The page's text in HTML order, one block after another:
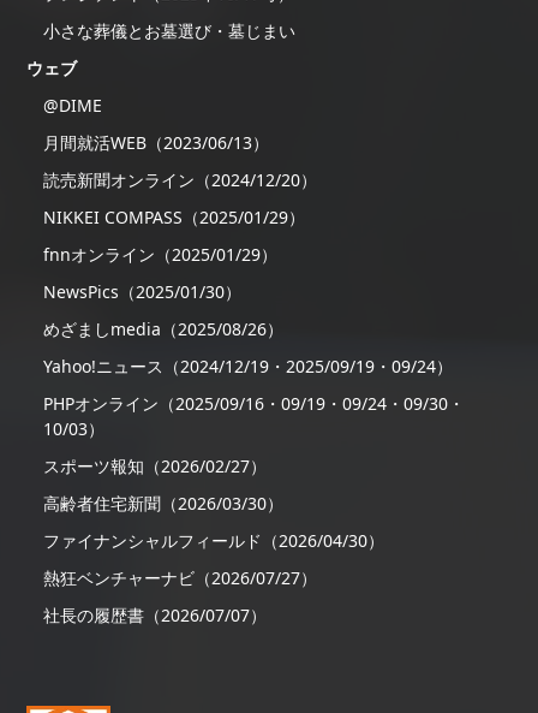
小さな葬儀とお墓選び・墓じまい
ウェブ
@DIME
月間就活WEB（2023/06/13）
読売新聞オンライン（2024/12/20）
NIKKEI COMPASS（2025/01/29）
fnnオンライン（2025/01/29）
NewsPics（2025/01/30）
めざましmedia（2025/08/26）
Yahoo!ニュース（2024/12/19・2025/09/19・09/24）
PHPオンライン（2025/09/16・09/19・09/24・09/30・
10/03）
スポーツ報知（2026/02/27）
高齢者住宅新聞（2026/03/30）
ファイナンシャルフィールド（2026/04/30）
熱狂ベンチャーナビ（2026/07/27）
社長の履歴書（2026/07/07）